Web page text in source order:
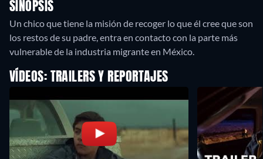
SINOPSIS
Un chico que tiene la misión de recoger lo que él cree que son
los restos de su padre, entra en contacto con la parte más
vulnerable de la industria migrante en México.
VÍDEOS: TRAILERS Y REPORTAJES